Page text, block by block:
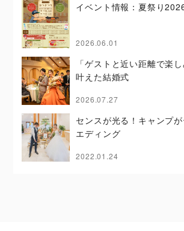
イベント情報：夏祭り
2026.06.01
「ゲストと近い距離で楽
叶えた結婚式
2026.07.27
センスが光る！キャンプ
エディング
2022.01.24